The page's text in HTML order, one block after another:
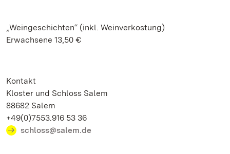
„Weingeschichten“ (inkl. Weinverkostung)
Erwachsene 13,50 €
Kontakt
Kloster und Schloss Salem
88682 Salem
+49(0)7553.916 53 36
schloss@salem.de